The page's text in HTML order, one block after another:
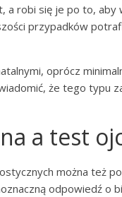
a robi się je po to, aby
przypadków
oprócz
że tego typu
a test
można też
odpowiedź o